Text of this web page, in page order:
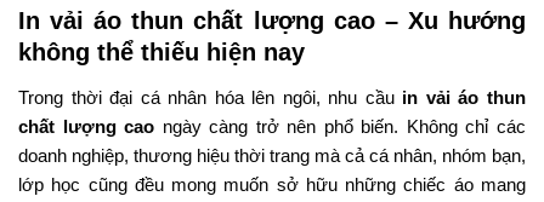
In vải áo thun chất lượng cao – Xu hướng
không thể thiếu hiện nay
Trong thời đại cá nhân hóa lên ngôi, nhu cầu in vải áo thun
chất lượng cao ngày càng trở nên phổ biến. Không chỉ các
doanh nghiệp, thương hiệu thời trang mà cả cá nhân, nhóm bạn,
lớp học cũng đều mong muốn sở hữu những chiếc áo mang